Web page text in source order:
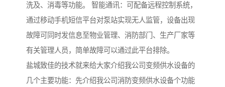
洗及、消毒等功能。 智能通讯：可配备远程控制系统，
通过移动手机短信平台对泵站实现无人监管，设备出现
故障可同时发信息至物业管理、消防部门、生产厂家等
有关管理人员，简单故障可以通过此平台排除。
盐城致佳的技术就来给大家介绍我公司变频供水设备的
几个主要功能：先介绍我公司消防变频供水设备个功能